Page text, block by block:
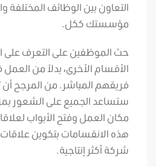
التعاون بين الوظائف المختلفة
مؤسستك ككل.
حث الموظفين على التعرف
الأقسام الأخرى، بدلاً من
فريقهم المباشر. من المرجح
ستساعد الجميع على الشعور
مكان العمل وفتح الأبواب
هذه الانقسامات بتكوين علاقات
شركة أكثر إنتاجية.